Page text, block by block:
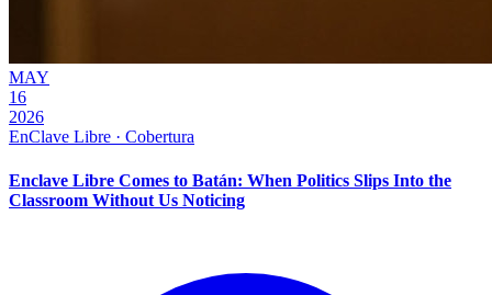
MAY
16
2026
EnClave Libre · Cobertura
Enclave Libre Comes to Batán: When Politics Slips Into the
Classroom Without Us Noticing